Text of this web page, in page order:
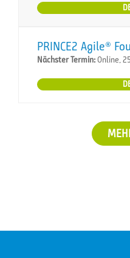
PRINCE2 Agile®
Nächster Termin:Online,